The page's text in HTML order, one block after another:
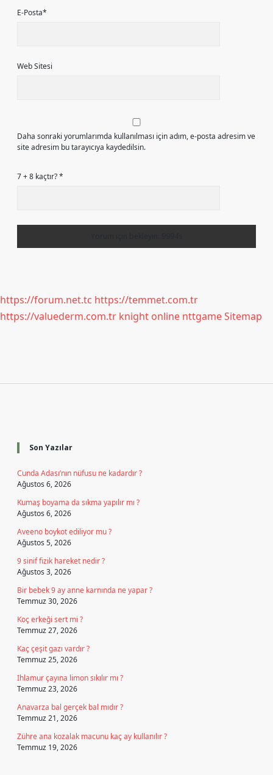
E-Posta*
Web Sitesi
Daha sonraki yorumlarımda kullanılması için adım, e-posta adresim ve
site adresim bu tarayıcıya kaydedilsin.
7 + 8 kaçtır?*
https://forum.net.tc https://temmet.com.tr
https://valuederm.com.tr knight online nttgameSitemap
Son Yazılar
Cunda Adası’nın nüfusu ne kadardır ?
Ağustos 6, 2026
Kumaş boyama da sıkma yapılır mı ?
Ağustos 6, 2026
Aveeno boykot ediliyor mu ?
Ağustos 5, 2026
9 sinif fizik hareket nedir ?
Ağustos 3, 2026
Bir bebek 9 ay anne karnında ne yapar ?
Temmuz 30, 2026
Koç erkeği sert mi ?
Temmuz 27, 2026
Kaç çeşit gazı vardır ?
Temmuz 25, 2026
Ihlamur çayına limon sıkılır mı ?
Temmuz 23, 2026
Anavarza bal gerçek bal mıdır ?
Temmuz 21, 2026
Zühre ana kozalak macunu kaç ay kullanılır ?
Temmuz 19, 2026